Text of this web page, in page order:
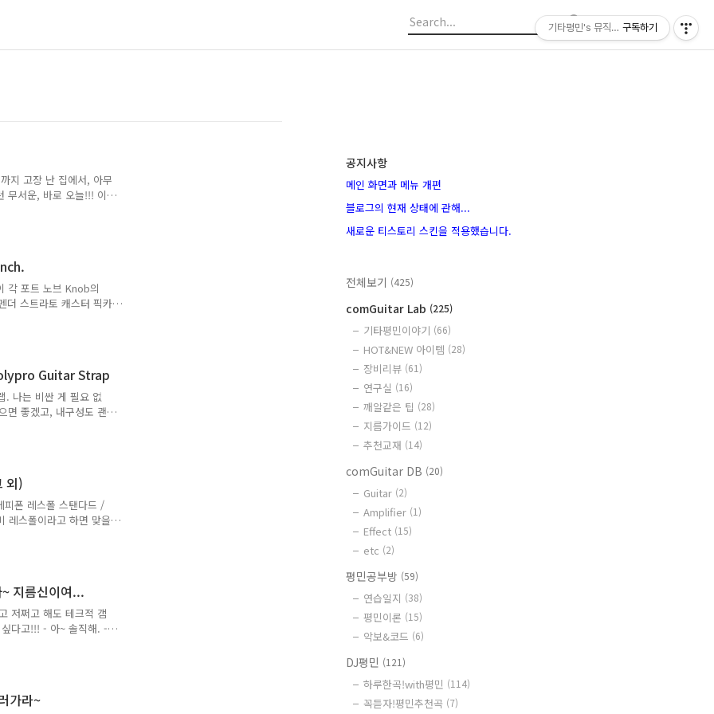
지 고장 난 집에서, 아무
무서운, 바로 오늘!!! 이
지간히 심한 상황이 아
변형은 다시 돌아온
건 따로 있다. 급격..
각 포트 노브 Knob의
스트라토 캐스터 픽카
에, 이번에는 어떤 제품
게 물어보면 그만일 거
Guitar Strap
. 나는 비싼 게 필요 없
면 좋겠고, 내구성도 괜
음질도 잘 처리되어 있
분히 오래 사용할 수 있
. 폭이 (..
외)
피폰 레스폴 스탠다드 /
스폴이라고 하면 맞을
에게서 떠나 있는 시간
좀 보기로 했다.
지름신이여...
저쩌고 해도 테크적 갬
다고!!! - 아~ 솔직해. -
하니까... 어랏? 어지간
가라~
공지사항
메인 화면과 메뉴 개편
블로그의 현재 상태에 관해...
새로운 티스토리 스킨을 적용했습니다.
전체보기 (425)
comGuitar Lab (225)
기타평민이야기 (66)
HOT&NEW 아이템 (28)
장비리뷰 (61)
연구실 (16)
깨알같은 팁 (28)
지름가이드 (12)
추천교재 (14)
comGuitar DB (20)
Guitar (2)
Amplifier (1)
Effect (15)
etc (2)
평민공부방 (59)
연습일지 (38)
평민이론 (15)
악보&코드 (6)
DJ평민 (121)
하루한곡!with평민 (114)
꼭듣자!평민추천곡 (7)
기타평민's 뮤직라이프구독하기